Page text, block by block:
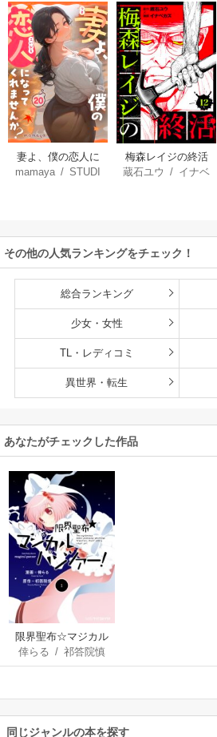
妻よ、僕の恋人に
なってくれません
mamaya/STUDI
梅森レイジの終活
蔵石ユウ / イナベ
その他の人気ランキングをチェック！
総合ランキング
少女・女性
TL・レディコミ
異世界・転生
あなたがチェックした作品
限界聖布☆マジカル
パンツァー!
倖らる /祁答院慎
同じジャンルの本を探す